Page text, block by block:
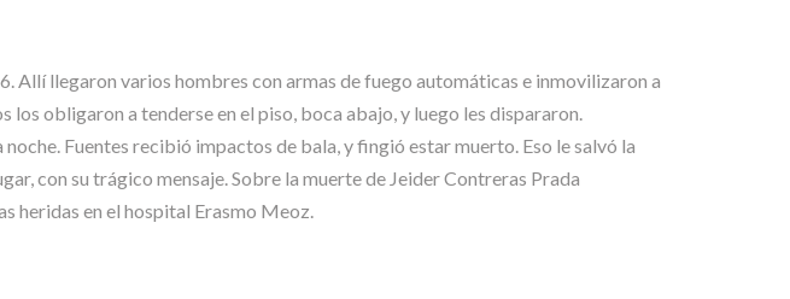
Allí llegaron varios hombres con armas de fuego automáticas e inmovilizaron a
los obligaron a tenderse en el piso, boca abajo, y luego les dispararon.
Fuentes recibió impactos de bala, y fingió estar muerto. Eso le salvó la
con su trágico mensaje. Sobre la muerte de Jeider Contreras Prada
heridas en el hospital Erasmo Meoz.